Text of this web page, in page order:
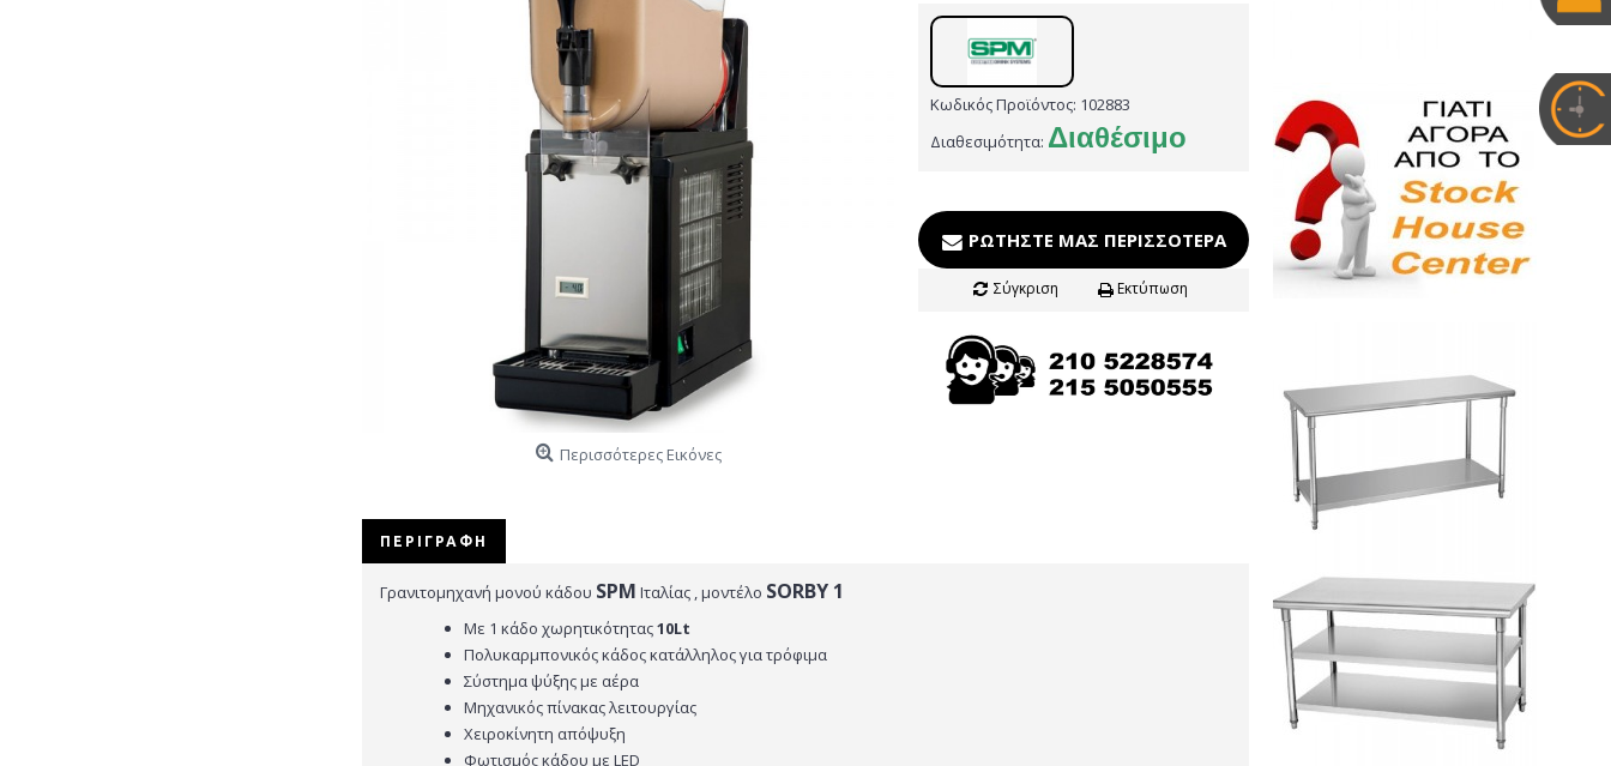
Περισσότερες Εικόνες
Κωδικός Προϊόντος: 102883
Διαθεσιμότητα: Διαθέσιμο
ΡΩΤΉΣΤΕ ΜΑΣ ΠΕΡΙΣΣΌΤΕΡΑ
Σύγκριση Εκτύπωση
ΠΕΡΙΓΡΑΦΉ
Γρανιτομηχανή μονού κάδου SPM Iταλίας , μοντέλο SORBY 1
Με 1 κάδο χωρητικότητας10Lt
Πολυκαρμπονικός κάδος κατάλληλος για τρόφιμα
Σύστημα ψύξης με αέρα
Μηχανικός πίνακας λειτουργίας
Χειροκίνητη απόψυξη
Φωτισμός κάδου με LED